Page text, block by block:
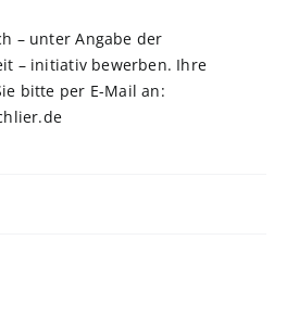
– unter Angabe der
– initiativ bewerben. Ihre
bitte per E-Mail an: